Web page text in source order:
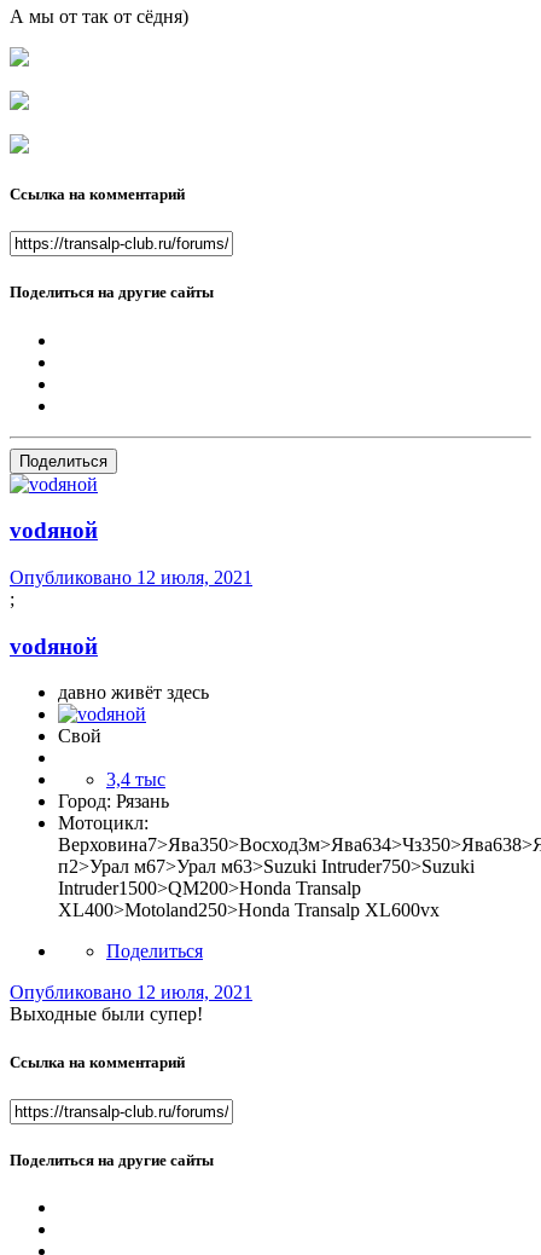
А мы от так от сёдня)
Ссылка на комментарий
Поделиться на другие сайты
Поделиться
vоdяной
Опубликовано 12 июля, 2021
;
vоdяной
давно живёт здесь
Свой
3,4 тыс
Город: Рязань
Мотоцикл:
п2>Урал м67>Урал м63>Suzuki Intruder750>Suzuki
Intruder1500>QM200>Honda Transalp
XL400>Motoland250>Honda Transalp XL600vx
Поделиться
Опубликовано 12 июля, 2021
Выходные были супер!
Ссылка на комментарий
Поделиться на другие сайты